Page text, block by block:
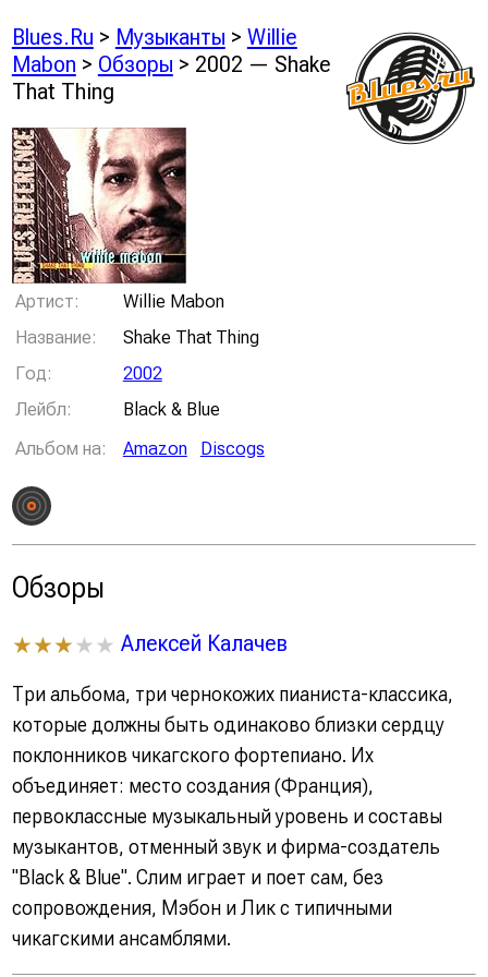
Blues.Ru > Музыканты > Willie
Mabon > Обзоры > 2002 — Shake
That Thing
Артист:
Willie Mabon
Название:
Shake That Thing
Год:
2002
Лейбл:
Black & Blue
Альбом на:
Amazon Discogs
Обзоры
★★★★★ Алексей Калачев
Три альбома, три чернокожих пианиста-классика,
которые должны быть одинаково близки сердцу
поклонников чикагского фортепиано. Их
объединяет: место создания (Франция),
первоклассные музыкальный уровень и составы
музыкантов, отменный звук и фирма-создатель
"Black & Blue". Слим играет и поет сам, без
сопровождения, Мэбон и Лик с типичными
чикагскими ансамблями.